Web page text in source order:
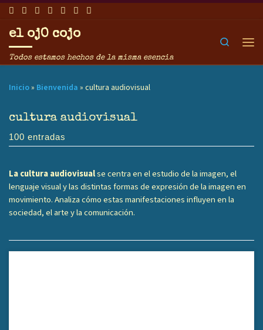
Saltar al contenido
el ojO cojo
Todos estamos hechos de la misma esencia
Search
Inicio» Bienvenida » cultura audiovisual
cultura audiovisual
100 entradas
La cultura audiovisualse centra en el estudio de la imagen, el
lenguaje visual y las distintas formas de expresión de la imagen en
movimiento. Analiza cómo estas manifestaciones influyen en la
sociedad, el arte y la comunicación.